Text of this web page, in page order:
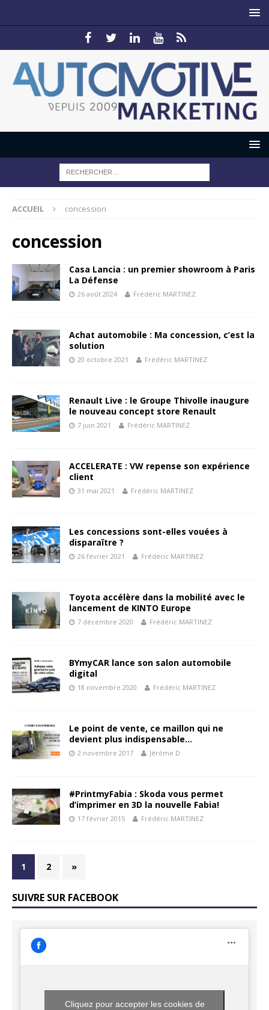
ACCUEIL concession
concession
Casa Lancia : un premier showroom à Paris
La Défense
26 août 2024 Frédéric MARTINEZ
Achat automobile : Ma concession, c’est la
solution
20 octobre 2021 Frédéric MARTINEZ
Renault Live : le Groupe Thivolle inaugure
le nouveau concept store Renault
7 juin 2021 Frédéric MARTINEZ
ACCELERATE : VW repense son expérience
client
31 mai 2021 Frédéric MARTINEZ
Les concessions sont-elles vouées à
disparaître ?
26 février 2021 Frédéric MARTINEZ
Toyota accélère dans la mobilité avec le
lancement de KINTO Europe
7 décembre 2020 Frédéric MARTINEZ
BYmyCAR lance son salon automobile
digital
18 novembre 2020 Frédéric MARTINEZ
Le point de vente, ce maillon qui ne
devient plus indispensable…
2 novembre 2017 Jérôme D
#PrintmyFabia : Skoda vous permet
d’imprimer en 3D la nouvelle Fabia!
17 février 2015 Frédéric MARTINEZ
1 2 »
SUIVRE SUR FACEBOOK
Cliquez pour accepter les cookies de